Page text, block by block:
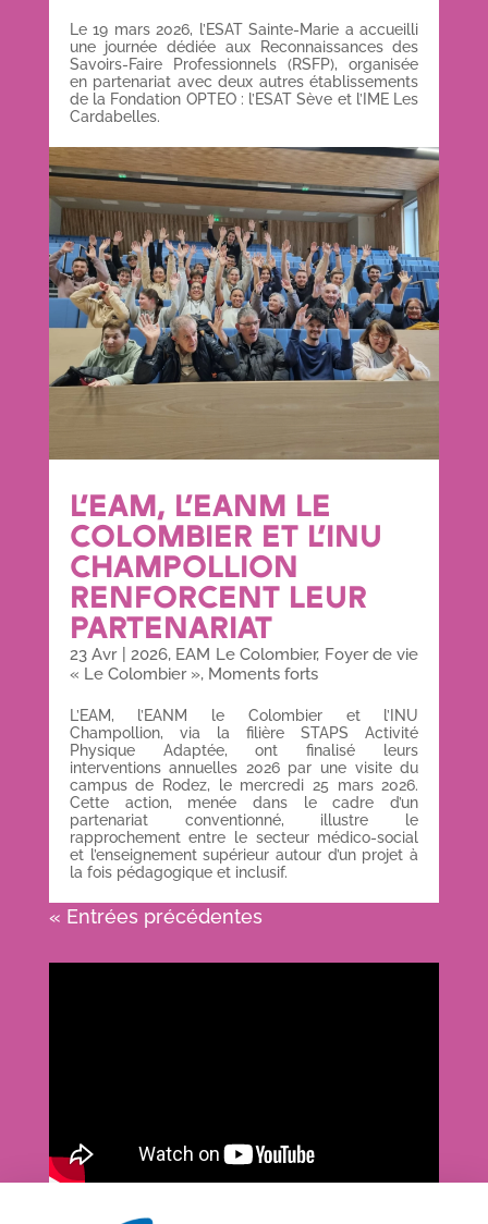
Le 19 mars 2026, l’ESAT Sainte-Marie a accueilli
une journée dédiée aux Reconnaissances des
Savoirs-Faire Professionnels (RSFP), organisée
en partenariat avec deux autres établissements
de la Fondation OPTEO : l’ESAT Sève et l’IME Les
Cardabelles.
L’EAM, L’EANM LE
COLOMBIER ET L’INU
CHAMPOLLION
RENFORCENT LEUR
PARTENARIAT
23 Avr| 2026, EAM Le Colombier, Foyer de vie
« Le Colombier », Moments forts
L’EAM, l’EANM le Colombier et l’INU
Champollion, via la filière STAPS Activité
Physique Adaptée, ont finalisé leurs
interventions annuelles 2026 par une visite du
campus de Rodez, le mercredi 25 mars 2026.
Cette action, menée dans le cadre d’un
partenariat conventionné, illustre le
rapprochement entre le secteur médico-social
et l’enseignement supérieur autour d’un projet à
la fois pédagogique et inclusif.
« Entrées précédentes